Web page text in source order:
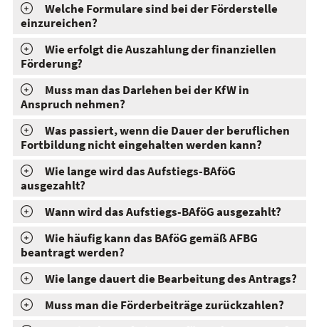
Welche Formulare sind bei der Förderstelle
einzureichen?
Wie erfolgt die Auszahlung der finanziellen
Förderung?
Muss man das Darlehen bei der KfW in
Anspruch nehmen?
Was passiert, wenn die Dauer der beruflichen
Fortbildung nicht eingehalten werden kann?
Wie lange wird das Aufstiegs-BAföG
ausgezahlt?
Wann wird das Aufstiegs-BAföG ausgezahlt?
Wie häufig kann das BAföG gemäß AFBG
beantragt werden?
Wie lange dauert die Bearbeitung des Antrags?
Muss man die Förderbeiträge zurückzahlen?